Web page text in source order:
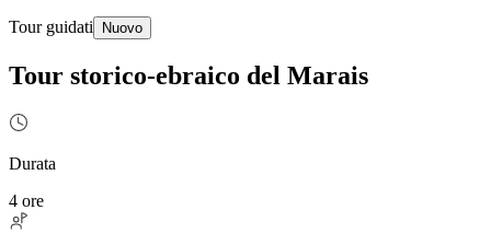
Tour guidati Nuovo
Tour storico-ebraico del Marais
Durata
4 ore